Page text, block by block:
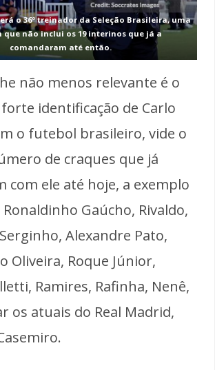
o 36º treinador da Seleção Brasileira, uma
que não inclui os 19 interinos que já a
comandaram até então.
não menos relevante é o
identificação de Carlo
o futebol brasileiro, vide o
de craques que já
com ele até hoje, a exemplo
Gaúcho, Rivaldo,
Alexandre Pato,
Oliveira, Roque Júnior,
Ramires, Rafinha, Nenê,
os atuais do Real Madrid,